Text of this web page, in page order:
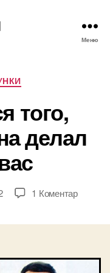
Меню
того,
делал
1 Коментардо